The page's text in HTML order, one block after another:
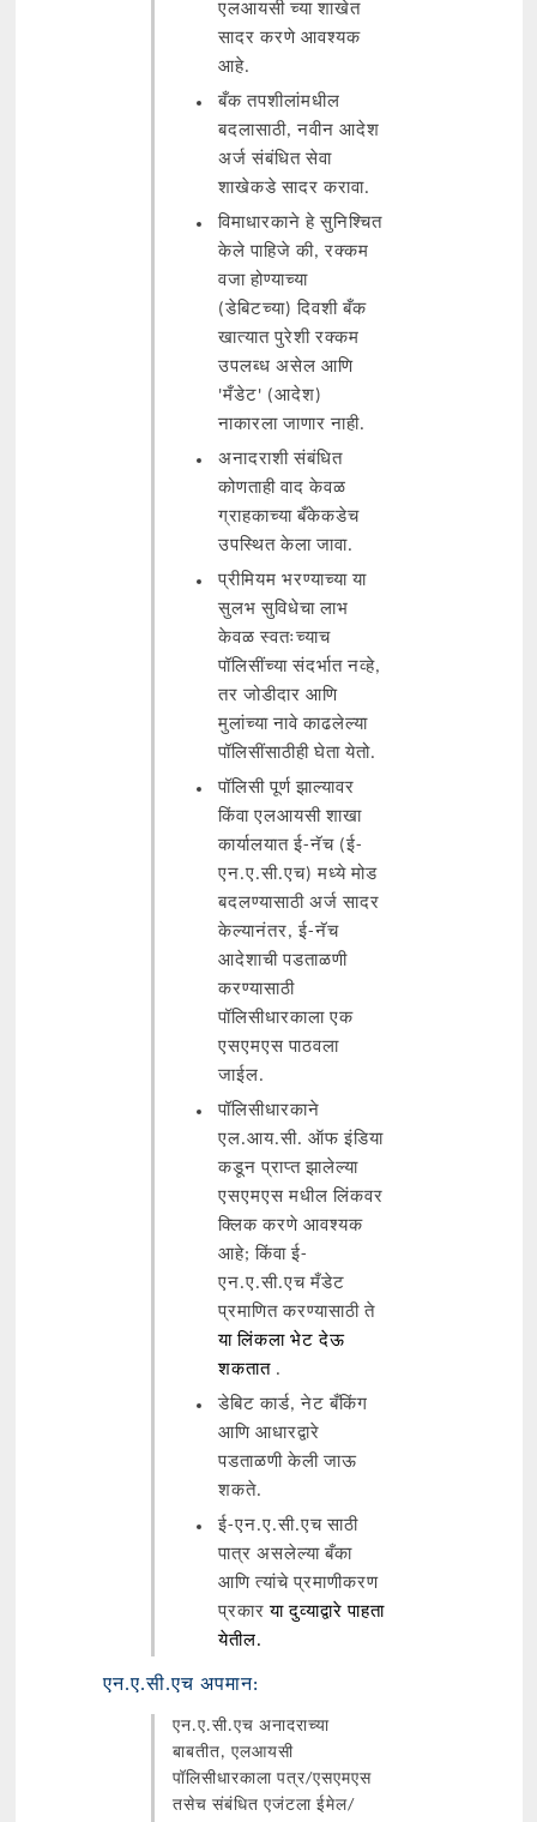
एलआयसी च्या शाखेत
सादर करणे आवश्यक
आहे.
बँक तपशीलांमधील
बदलासाठी, नवीन आदेश
अर्ज संबंधित सेवा
शाखेकडे सादर करावा.
विमाधारकाने हे सुनिश्चित
केले पाहिजे की, रक्कम
वजा होण्याच्या
(डेबिटच्या) दिवशी बँक
खात्यात पुरेशी रक्कम
उपलब्ध असेल आणि
'मँडेट' (आदेश)
नाकारला जाणार नाही.
अनादराशी संबंधित
कोणताही वाद केवळ
ग्राहकाच्या बँकेकडेच
उपस्थित केला जावा.
प्रीमियम भरण्याच्या या
सुलभ सुविधेचा लाभ
केवळ स्वतःच्याच
पॉलिसींच्या संदर्भात नव्हे,
तर जोडीदार आणि
मुलांच्या नावे काढलेल्या
पॉलिसींसाठीही घेता येतो.
पॉलिसी पूर्ण झाल्यावर
किंवा एलआयसी शाखा
कार्यालयात ई-नॅच (ई-
एन.ए.सी.एच) मध्ये मोड
बदलण्यासाठी अर्ज सादर
केल्यानंतर, ई-नॅच
आदेशाची पडताळणी
करण्यासाठी
पॉलिसीधारकाला एक
एसएमएस पाठवला
जाईल.
पॉलिसीधारकाने
एल.आय.सी. ऑफ इंडिया
कडून प्राप्त झालेल्या
एसएमएस मधील लिंकवर
क्लिक करणे आवश्यक
आहे; किंवा ई-
एन.ए.सी.एच मँडेट
प्रमाणित करण्यासाठी ते
या लिंकला भेट देऊ
शकतात .
डेबिट कार्ड, नेट बँकिंग
आणि आधारद्वारे
पडताळणी केली जाऊ
शकते.
ई-एन.ए.सी.एच साठी
पात्र असलेल्या बँका
आणि त्यांचे प्रमाणीकरण
प्रकारया दुव्याद्वारे पाहता
येतील.
एन.ए.सी.एच अपमान:
एन.ए.सी.एच अनादराच्या
बाबतीत, एलआयसी
पॉलिसीधारकाला पत्र/एसएमएस
तसेच संबंधित एजंटला ईमेल/